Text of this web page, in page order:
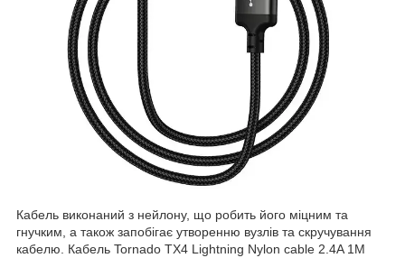
Кабель виконаний з нейлону, що робить його міцним та
гнучким, а також запобігає утворенню вузлів та скручування
кабелю. Кабель Tornado TX4 Lightning Nylon cable 2.4A 1M